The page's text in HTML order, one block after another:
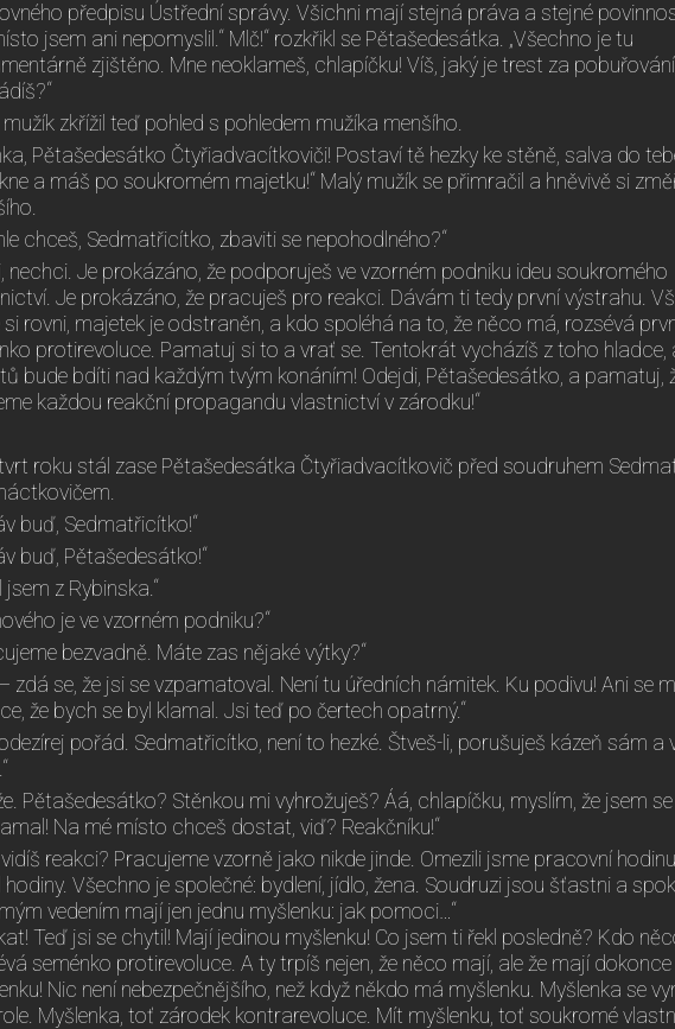
předpisu Ústřední správy. Všichni mají stejná práva a stejné
jsem ani nepomyslil.“ Mlč!“ rozkřikl se Pětašedesátka. „Všechno je tu
zjištěno. Mne neoklameš, chlapíčku! Víš, jaký je trest za
zkřížil teď pohled s pohledem mužíka menšího.
Pětašedesátko Čtyřiadvacítkoviči! Postaví tě hezky ke stěně, salva do
a máš po soukromém majetku!“ Malý mužík se přimračil a hněvivě si
chceš, Sedmatřicítko, zbaviti se nepohodlného?“
nechci. Je prokázáno, že podporuješ ve vzorném podniku ideu soukromého
Je prokázáno, že pracuješ pro reakci. Dávám ti tedy první výstrahu.
si rovni, majetek je odstraněn, a kdo spoléhá na to, že něco má, rozsévá
protirevoluce. Pamatuj si to a vrať se. Tentokrát vycházíš z toho hladce,
bude bdíti nad každým tvým konáním! Odejdi, Pětašedesátko, a pamatuj,
každou reakční propagandu vlastnictví v zárodku!“
roku stál zase Pětašedesátka Čtyřiadvacítkovič před soudruhem
buď, Sedmatřicítko!“
buď, Pětašedesátko!“
jsem z Rybinska.“
je ve vzorném podniku?“
bezvadně. Máte zas nějaké výtky?“
zdá se, že jsi se vzpamatoval. Není tu úředních námitek. Ku podivu! Ani se
že bych se byl klamal. Jsi teď po čertech opatrný.“
pořád. Sedmatřicítko, není to hezké. Štveš-li, porušuješ kázeň sám a
Pětašedesátko? Stěnkou mi vyhrožuješ? Áá, chlapíčku, myslím, že jsem
Na mé místo chceš dostat, viď? Reakčníku!“
vidíš reakci? Pracujeme vzorně jako nikde jinde. Omezili jsme pracovní
hodiny. Všechno je společné: bydlení, jídlo, žena. Soudruzi jsou šťastni a
vedením mají jen jednu myšlenku: jak pomoci…“
Teď jsi se chytil! Mají jedinou myšlenku! Co jsem ti řekl posledně? Kdo
seménko protirevoluce. A ty trpíš nejen, že něco mají, ale že mají dokonce
Nic není nebezpečnějšího, než když někdo má myšlenku. Myšlenka se
Myšlenka, toť zárodek kontrarevoluce. Mít myšlenku, toť soukromé